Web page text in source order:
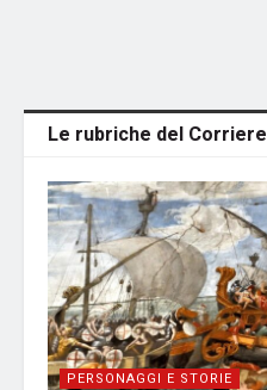
Le rubriche del Corriere
PERSONAGGI E STORIE